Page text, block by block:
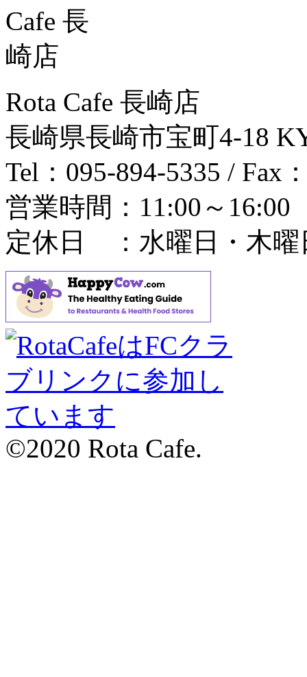
Rota Cafe 長崎店
長崎県長崎市宝町4-18
Tel：095-894-5335 / Fax
営業時間：11:00～16:00
定休日 ：水曜日・木曜
©2020 Rota Cafe.